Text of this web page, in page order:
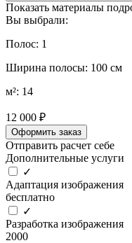
Показать материалы
Вы выбрали:
Полос: 1
Ширина полосы: 100 см
м²: 14
12 000 ₽
Оформить заказ
Отправить расчет себе
Дополнительные услуги
✓
Адаптация изображения
бесплатно
✓
Разработка изображения
2000